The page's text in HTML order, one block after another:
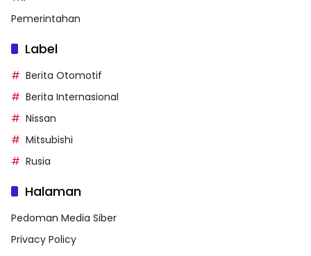
Pemerintahan
Label
Berita Otomotif
Berita Internasional
Nissan
Mitsubishi
Rusia
Halaman
Pedoman Media Siber
Privacy Policy